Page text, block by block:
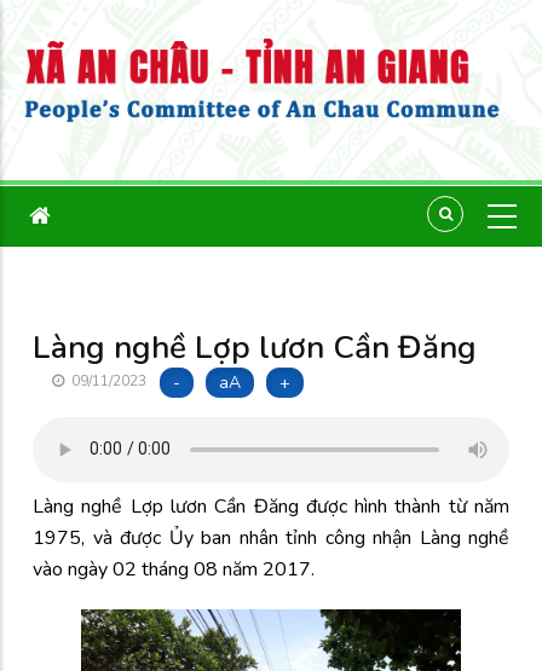
Làng nghề Lợp lươn Cần Đăng
09/11/2023 - aA +
Làng nghề Lợp lươn Cần Đăng được hình thành từ năm
1975, và được Ủy ban nhân tỉnh công nhận Làng nghề
vào ngày 02 tháng 08 năm 2017.